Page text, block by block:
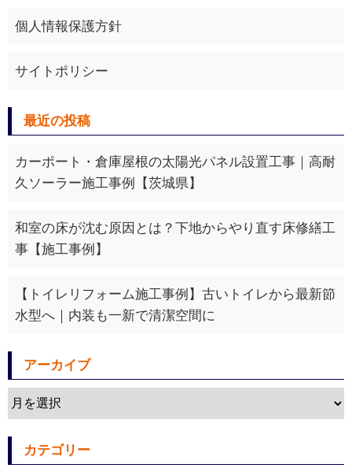
個人情報保護方針
サイトポリシー
最近の投稿
カーポート・倉庫屋根の太陽光パネル設置工事｜高耐
久ソーラー施工事例【茨城県】
和室の床が沈む原因とは？下地からやり直す床修繕工
事【施工事例】
【トイレリフォーム施工事例】古いトイレから最新節
水型へ｜内装も一新で清潔空間に
アーカイブ
カテゴリー